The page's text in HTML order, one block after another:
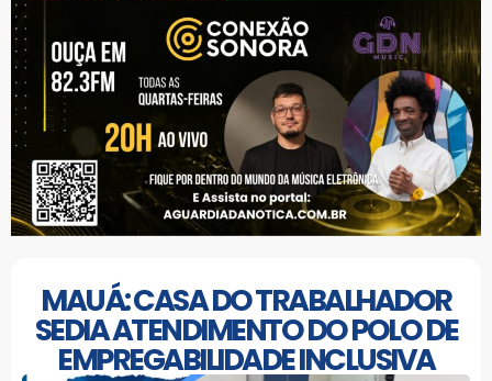
MAUÁ: CASA DO TRABALHADOR
SEDIA ATENDIMENTO DO POLO DE
EMPREGABILIDADE INCLUSIVA